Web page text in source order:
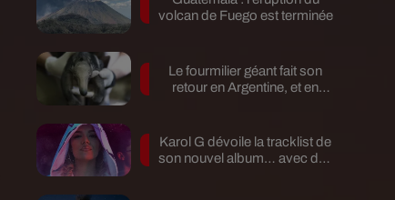
volcan de Fuego est terminée
Le fourmilier géant fait son
retour en Argentine, et en
Karol G dévoile la tracklist de
son nouvel album… avec des